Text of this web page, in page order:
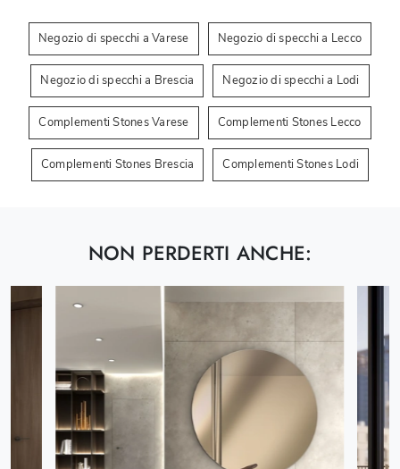
Negozio di specchi a Varese Negozio di specchi a Lecco
Negozio di specchi a Brescia Negozio di specchi a Lodi
Complementi Stones Varese Complementi Stones Lecco
Complementi Stones Brescia Complementi Stones Lodi
NON PERDERTI ANCHE: